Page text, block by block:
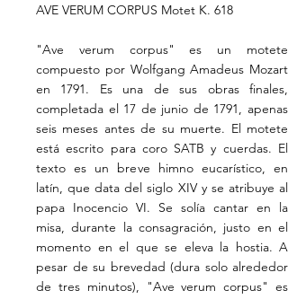
AVE VERUM CORPUS Motet K. 618
"Ave verum corpus" es un motete
compuesto por Wolfgang Amadeus Mozart
en 1791. Es una de sus obras finales,
completada el 17 de junio de 1791, apenas
seis meses antes de su muerte. El motete
está escrito para coro SATB y cuerdas. El
texto es un breve himno eucarístico, en
latín, que data del siglo XIV y se atribuye al
papa Inocencio VI. Se solía cantar en la
misa, durante la consagración, justo en el
momento en el que se eleva la hostia. A
pesar de su brevedad (dura solo alrededor
de tres minutos), "Ave verum corpus" es